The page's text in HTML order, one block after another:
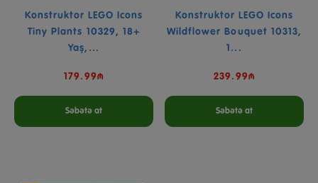
Konstruktor LEGO Icons
Tiny Plants 10329, 18+
Yaş,...
179.99₼
Səbətə at
Konstruktor LEGO Icons
Wildflower Bouquet 10313,
1...
239.99₼
Səbətə at